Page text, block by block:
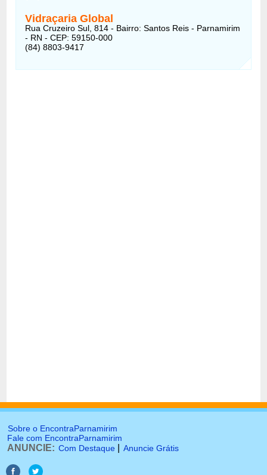
Vidraçaria Global
Rua Cruzeiro Sul, 814 - Bairro: Santos Reis - Parnamirim
- RN - CEP: 59150-000
(84) 8803-9417
Sobre o EncontraParnamirim
Fale com EncontraParnamirim
ANUNCIE: Com Destaque Anuncie Grátis